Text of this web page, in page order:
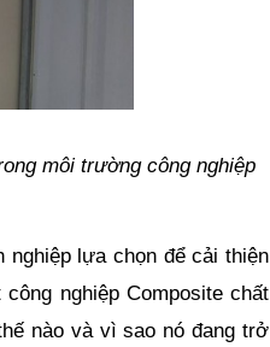
môi trường công nghiệp
nghiệp lựa chọn để cải thiện
nghiệp Composite chất
nào và vì sao nó đang trở